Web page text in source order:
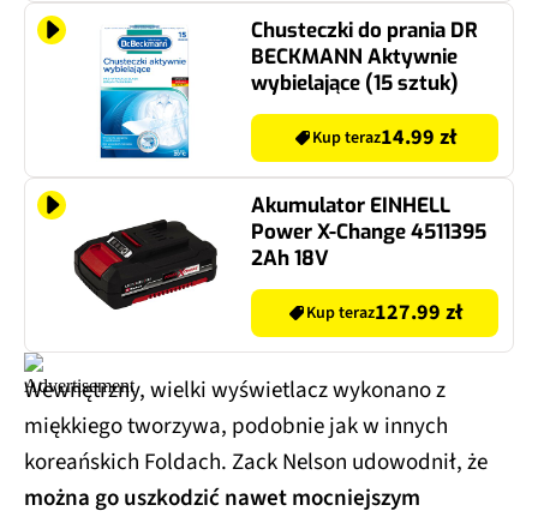
Chusteczki do prania DR
BECKMANN Aktywnie
wybielające (15 sztuk)
Kup teraz14.99 zł
Akumulator EINHELL
Power X-Change 4511395
2Ah 18V
Kup teraz127.99 zł
Wewnętrzny, wielki wyświetlacz wykonano z
miękkiego tworzywa, podobnie jak w innych
koreańskich Foldach. Zack Nelson udowodnił, że
można go uszkodzić nawet mocniejszym